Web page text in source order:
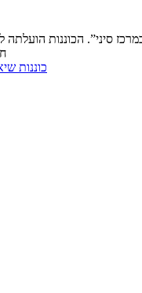
סיני”. הכוננות הועלתה
“כוננות